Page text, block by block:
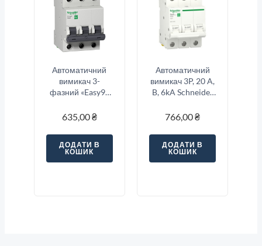
Автоматичний
вимикач 3-
фазний «Easy9»
«C»
635,00₴
ДОДАТИ В
КОШИК
Автоматичний
вимикач 3P, 20 A,
B, 6kA Schneider
766,00₴
ДОДАТИ В
КОШИК